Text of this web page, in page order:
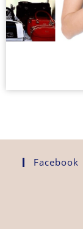
Facebook